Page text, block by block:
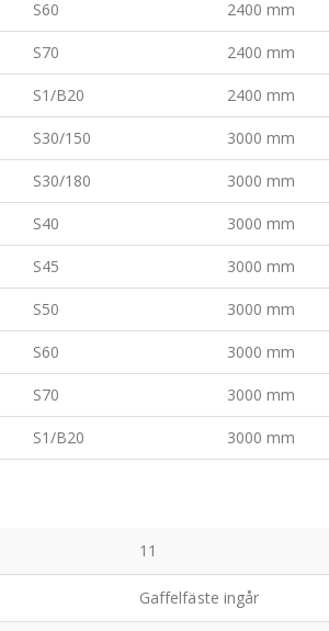
S60 2400 mm
S70 2400 mm
S1/B20 2400 mm
S30/150 3000 mm
S30/180 3000 mm
S40 3000 mm
S45 3000 mm
S50 3000 mm
S60 3000 mm
S70 3000 mm
S1/B20 3000 mm
11
Gaffelfäste ingår